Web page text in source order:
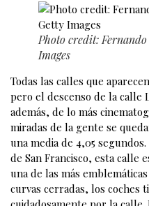
Photo credit:
Images
Todas las calles que
pero el descenso de la calle
además, de lo más
miradas de la gente se
una media de 4,05
de San Francisco, esta calle
una de las más
curvas cerradas, los coches